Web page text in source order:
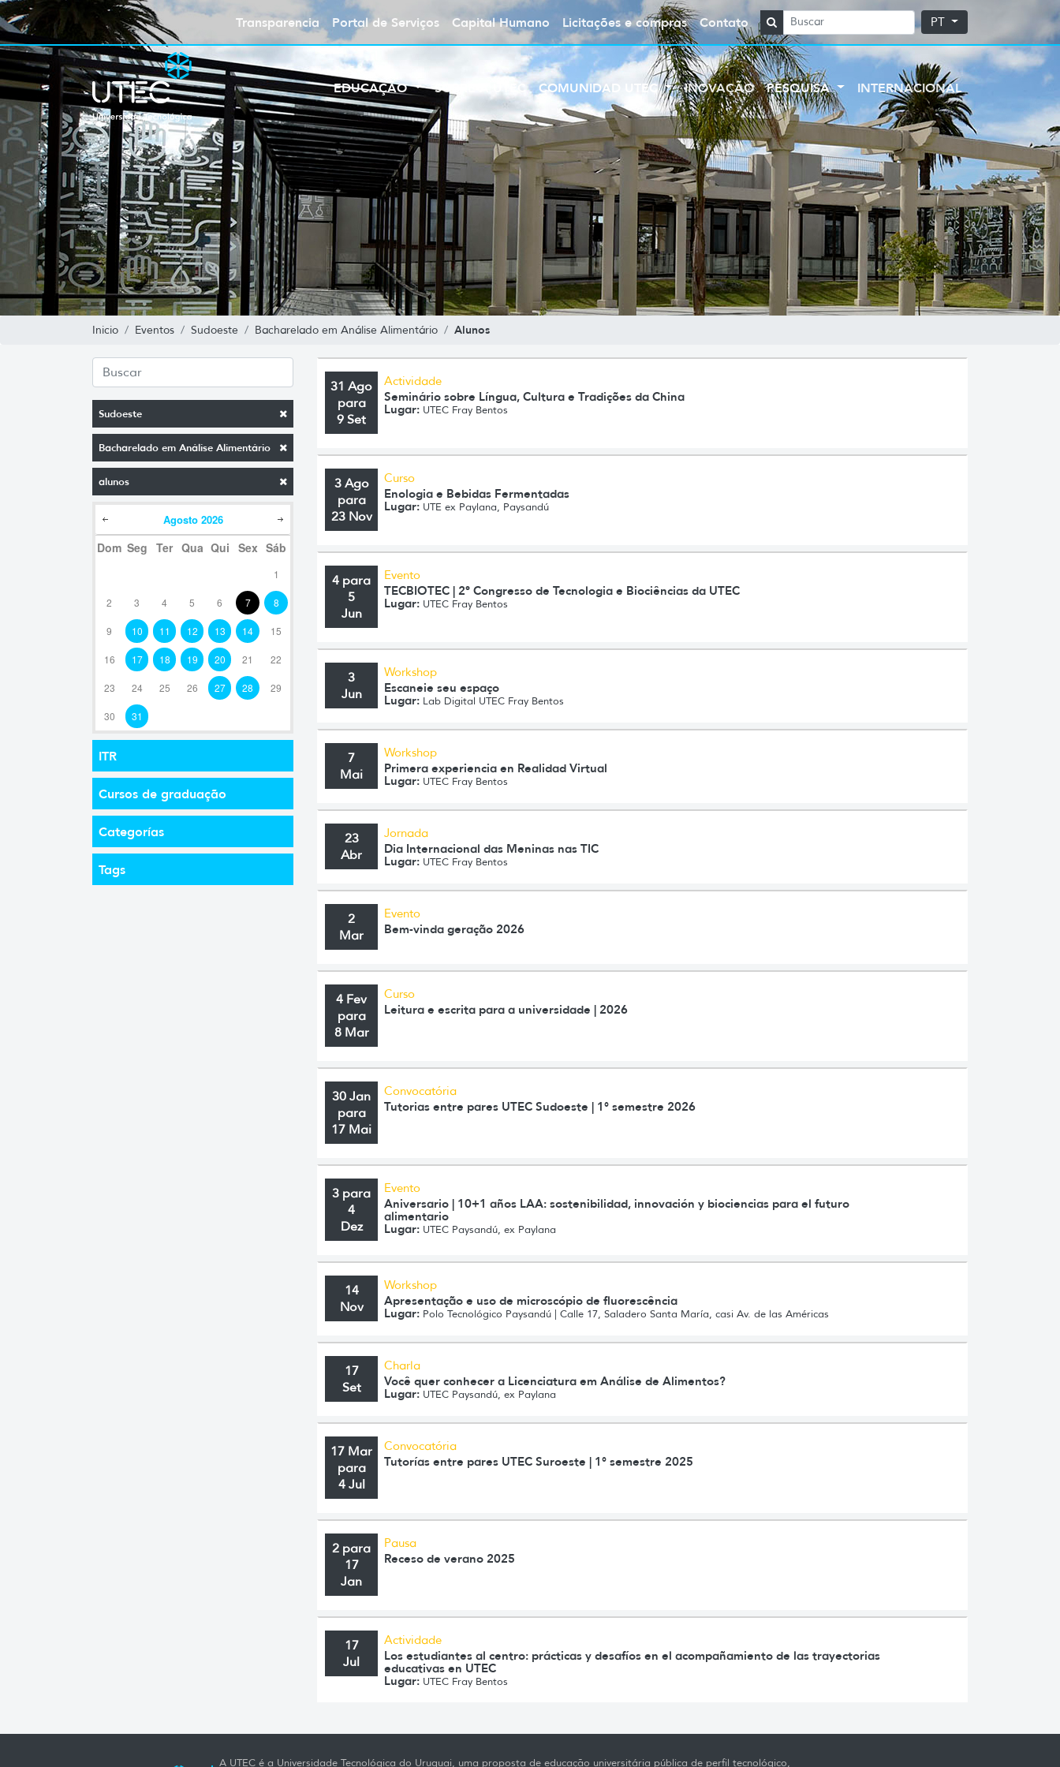
Transparencia Portal de Serviços Capital Humano Licitações e compras Contato PT
EDUCAÇÃO SOBRE A UTEC COMUNIDAD UTEC INOVAÇÃO PESQUISA INTERNACIONAL
Inicio Eventos Sudoeste Bacharelado em Análise Alimentário Alunos
Sudoeste
Bacharelado em Análise Alimentário
alunos
Agosto 2026
Dom Seg Ter Qua Qui Sex Sáb
1
2 3 4 5 6 7 8
9 10 11 12 13 14 15
16 17 18 19 20 21 22
23 24 25 26 27 28 29
30 31
ITR
Cursos de graduação
Categorías
Tags
31 Ago
para
9 Set
Actividade
Seminário sobre Língua, Cultura e Tradições da China
Lugar: UTEC Fray Bentos
3 Ago
para
23 Nov
Curso
Enologia e Bebidas Fermentadas
Lugar: UTE ex Paylana, Paysandú
4 para
5
Jun
Evento
TECBIOTEC | 2º Congresso de Tecnologia e Biociências da UTEC
Lugar: UTEC Fray Bentos
3
Jun
Workshop
Escaneie seu espaço
Lugar: Lab Digital UTEC Fray Bentos
7
Mai
Workshop
Primera experiencia en Realidad Virtual
Lugar: UTEC Fray Bentos
23
Abr
Jornada
Dia Internacional das Meninas nas TIC
Lugar: UTEC Fray Bentos
2
Mar
Evento
Bem-vinda geração 2026
4 Fev
para
8 Mar
Curso
Leitura e escrita para a universidade | 2026
30 Jan
para
17 Mai
Convocatória
Tutorias entre pares UTEC Sudoeste | 1° semestre 2026
3 para
4
Dez
Evento
Aniversario | 10+1 años LAA: sostenibilidad, innovación y biociencias para el futuro
alimentario
Lugar: UTEC Paysandú, ex Paylana
14
Nov
Workshop
Apresentação e uso de microscópio de fluorescência
Lugar: Polo Tecnológico Paysandú | Calle 17, Saladero Santa María, casi Av. de las Américas
17
Set
Charla
Você quer conhecer a Licenciatura em Análise de Alimentos?
Lugar: UTEC Paysandú, ex Paylana
17 Mar
para
4 Jul
Convocatória
Tutorías entre pares UTEC Suroeste | 1° semestre 2025
2 para
17
Jan
Pausa
Receso de verano 2025
17
Jul
Actividade
Los estudiantes al centro: prácticas y desafíos en el acompañamiento de las trayectorias
educativas en UTEC
Lugar: UTEC Fray Bentos
A UTEC é a Universidade Tecnológica do Uruguai, uma proposta de educação universitária pública de perfil tecnológico,